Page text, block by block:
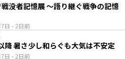
日 - 2日前
没者記憶展 ～語り継ぐ戦争の記憶
日 - 2日前
8日(土)以降 暑さ少し和らぐも大気は不安定